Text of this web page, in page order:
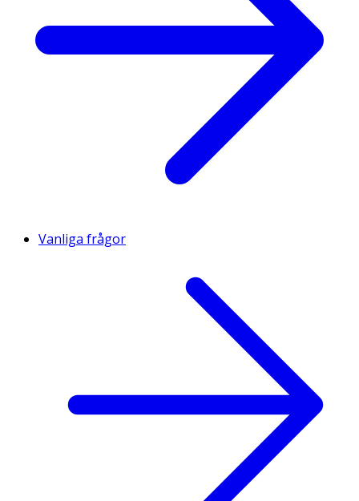
Vanliga frågor